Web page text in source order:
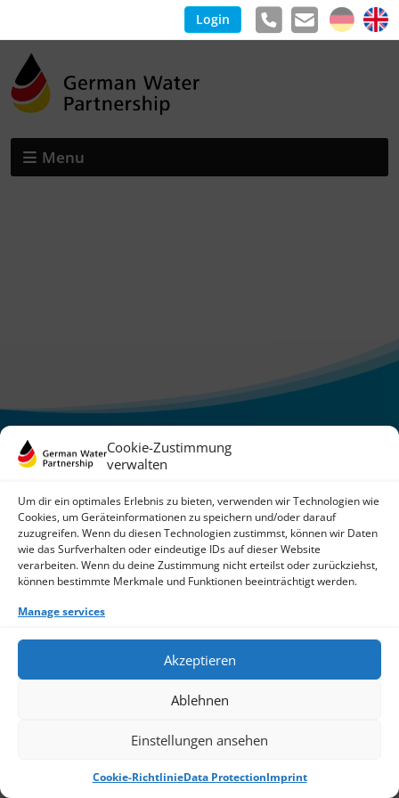
Cookie-Zustimmung
verwalten
Um dir ein optimales Erlebnis zu bieten, verwenden wir Technologien wie
Cookies, um Geräteinformationen zu speichern und/oder darauf
zuzugreifen. Wenn du diesen Technologien zustimmst, können wir Daten
wie das Surfverhalten oder eindeutige IDs auf dieser Website
verarbeiten. Wenn du deine Zustimmung nicht erteilst oder zurückziehst,
können bestimmte Merkmale und Funktionen beeinträchtigt werden.
Manage services
Akzeptieren
Ablehnen
Einstellungen ansehen
Cookie-RichtlinieData ProtectionImprint
Login
Menu
German Water Partnership e.V.
Invalidenstraße 91
+49 30 3988722 0
Contact
Login
Data Protection
Imprint
Write us an email
Find Members